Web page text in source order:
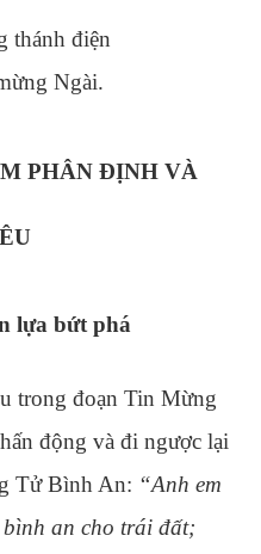
thánh điện
Ngài.
PHÂN ĐỊNH VÀ
lựa bứt phá
trong đoạn Tin Mừng
động và đi ngược lại
Tử Bình An: “Anh em
an cho trái đất;